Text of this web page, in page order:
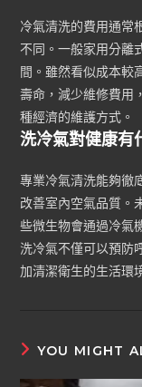
冷氣清洗的費用通常
不同。一般家用分離
間。雖然看似成本較
壽命，減少維修費用
種經濟的維護方式。
洗冷氣對健康有
專業冷氣清洗能夠徹
改善室內空氣品質。
些微生物會通過冷氣
洗冷氣不僅可以預防
加清潔衛生的生活環
YOU MIGHT